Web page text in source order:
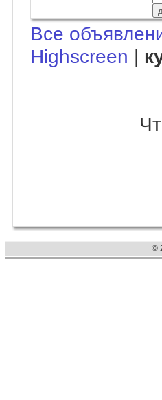
Все
Highscreen |
©